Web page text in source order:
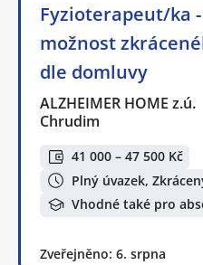
Fyzioterapeut/ka
možnost
dle domluvy
ALZHEIMER HOME z.ú.
Chrudim
41 000 – 47 500 Kč
Plný úvazek,
Vhodné také pro
Zveřejněno: 6. srpna